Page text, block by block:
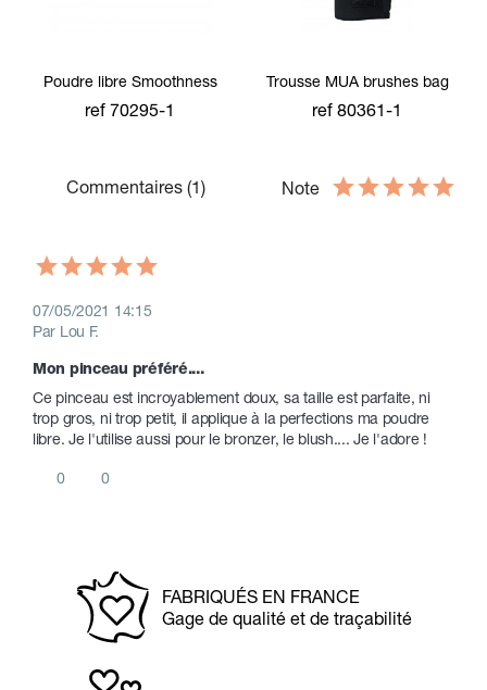
Poudre libre Smoothness
ref 70295-1
Trousse MUA brushes bag
ref 80361-1
Commentaires (1) Note
07/05/2021 14:15
Par Lou F.
Mon pinceau préféré....
Ce pinceau est incroyablement doux, sa taille est parfaite, ni
trop gros, ni trop petit, il applique à la perfections ma poudre
libre. Je l'utilise aussi pour le bronzer, le blush.... Je l'adore !
0 0
FABRIQUÉS EN FRANCE
Gage de qualité et de traçabilité